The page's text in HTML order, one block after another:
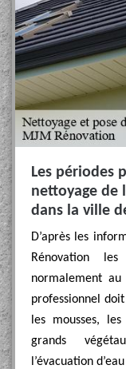
Les périodes
nettoyage de
dans la ville
D’après les
Rénovation
normalement
professionnel
les mousses,
grands
l’évacuation